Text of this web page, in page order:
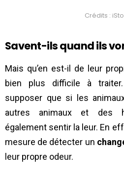
Crédits :
Savent-ils quand ils
Mais qu’en est-il de leur
bien plus difficile à
supposer que si les
autres animaux et des
également sentir la leur. En
mesure de détecter un
leur propre odeur.